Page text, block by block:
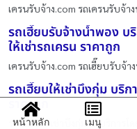
เครนรับจ้าง.com รถเครนรับจ้า
รถเฮี๊ยบรับจ้างน้ำพอง บริ
ให้เช่ารถเครน ราคาถูก
เครนรับจ้าง.com รถเฮี๊ยบรับจ้า
รถเฮี๊ยบให้เช่าบึงกุ่ม บริ
ราคาถูก
รถเฮี๊ยบให้เช่าบึงกุ่ม ให้บริการ
หน้าหลัก เมนู